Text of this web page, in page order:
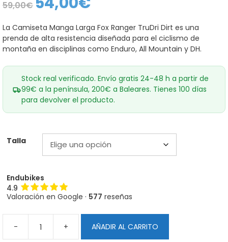
59,00€ precio
era:
59,00€.
precio
es:
54,00€.
La Camiseta Manga Larga Fox Ranger TruDri Dirt es una
prenda de alta resistencia diseñada para el ciclismo de
montaña en disciplinas como Enduro, All Mountain y DH.
Stock real verificado. Envío gratis 24-48 h a partir de
99€ a la península, 200€ a Baleares. Tienes 100 días
para devolver el producto.
Talla
Endubikes
4.9
Valoración en Google · 577 reseñas
-
Camiseta
+ AÑADIR AL CARRITO